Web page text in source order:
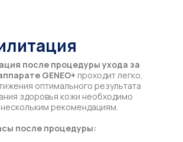
после процедуры ухода за
GENEO+ проходит легко,
оптимального результата
здоровья кожи необходимо
рекомендациям.
после процедуры: